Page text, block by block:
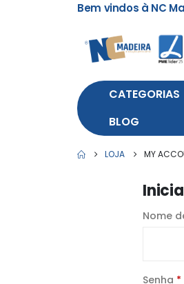
Bem vindos à NC
CATEGORIAS
BLOG
LOJA MY
Nome
Senha *